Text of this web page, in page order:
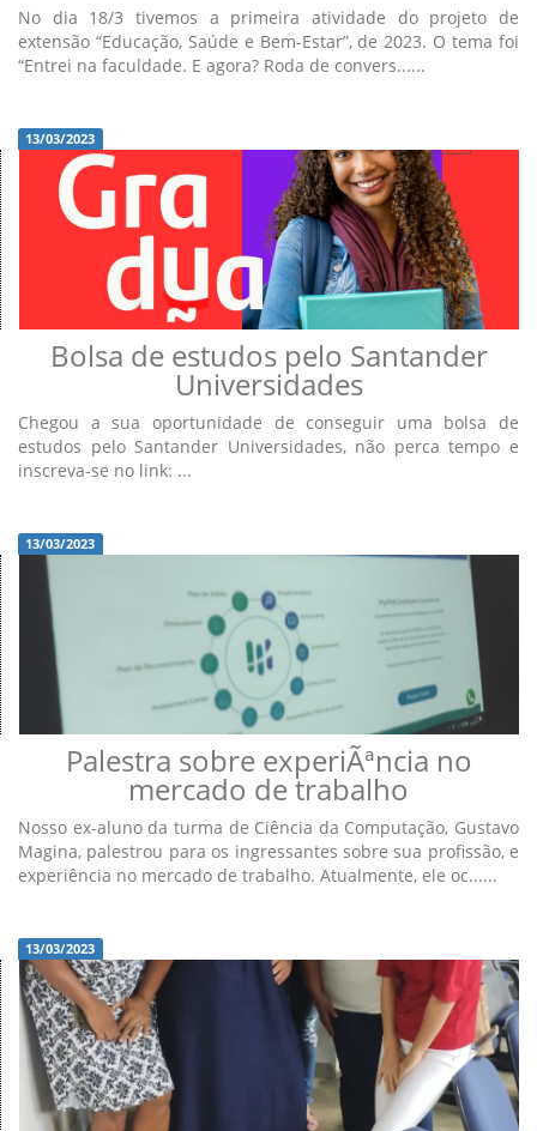
No dia 18/3 tivemos a primeira atividade do projeto de
extensão “Educação, Saúde e Bem-Estar”, de 2023. O tema foi
“Entrei na faculdade. E agora? Roda de convers......
13/03/2023
Bolsa de estudos pelo Santander
Universidades
Chegou a sua oportunidade de conseguir uma bolsa de
estudos pelo Santander Universidades, não perca tempo e
inscreva-se no link: ...
13/03/2023
Palestra sobre experiÃªncia no
mercado de trabalho
Nosso ex-aluno da turma de Ciência da Computação, Gustavo
Magina, palestrou para os ingressantes sobre sua profissão, e
experiência no mercado de trabalho. Atualmente, ele oc......
13/03/2023